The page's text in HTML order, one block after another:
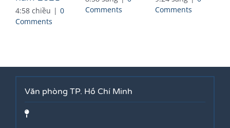
4:58 chiều | 0
Comments
Comments
Comments
Văn phòng TP. Hồ Chí Minh